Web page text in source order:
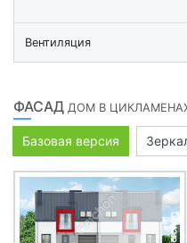
Вентиляция
ФАСАД ДОМ В
Базовая версия